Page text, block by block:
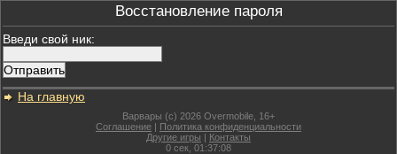
Восстановление пароля
Введи свой ник:
На главную
Варвары (c) 2026 Overmobile, 16+
Соглашение | Политика конфиденциальности
Другие игры | Контакты
0 сек, 01:37:08